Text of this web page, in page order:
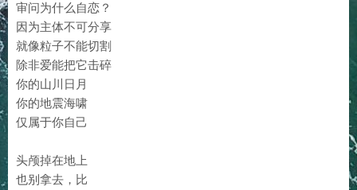
审问为什么自恋？
因为主体不可分享
就像粒子不能切割
除非爱能把它击碎
你的山川日月
你的地震海啸
仅属于你自己
头颅掉在地上
也别拿去，比